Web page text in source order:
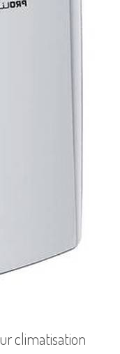
climatisation